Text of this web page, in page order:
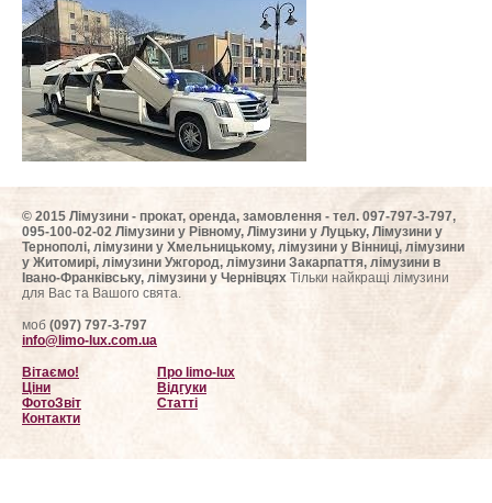
ФотоЗвіт
Статті
Контакти
© 2015 Лімузини - прокат, оренда, замовлення - тел. 097-797-3-797,
095-100-02-02 Лімузини у Рівному, Лімузини у Луцьку, Лімузини у
Тернополі, лімузини у Хмельницькому, лімузини у Вінниці, лімузини
у Житомирі, лімузини Ужгород, лімузини Закарпаття, лімузини в
Івано-Франківську, лімузини у Чернівцях Тільки найкращі лімузини
для Вас та Вашого свята.
моб (097) 797-3-797
info@limo-lux.com.ua
Вітаємо!
Про limo-lux
Ціни
Відгуки
ФотоЗвіт
Статті
Контакти